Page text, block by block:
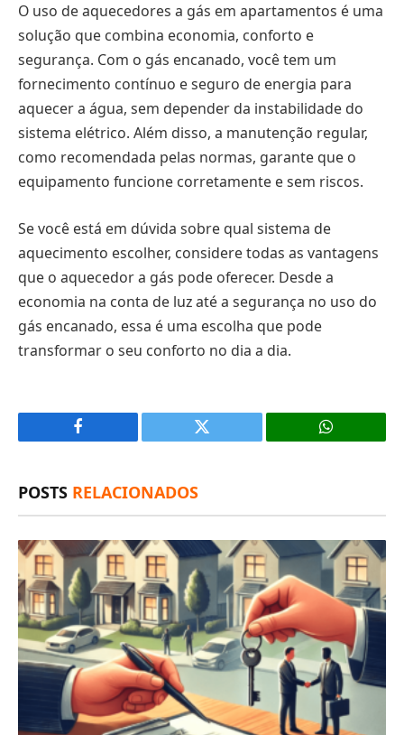
O uso de aquecedores a gás em apartamentos é uma
solução que combina economia, conforto e
segurança. Com o gás encanado, você tem um
fornecimento contínuo e seguro de energia para
aquecer a água, sem depender da instabilidade do
sistema elétrico. Além disso, a manutenção regular,
como recomendada pelas normas, garante que o
equipamento funcione corretamente e sem riscos.
Se você está em dúvida sobre qual sistema de
aquecimento escolher, considere todas as vantagens
que o aquecedor a gás pode oferecer. Desde a
economia na conta de luz até a segurança no uso do
gás encanado, essa é uma escolha que pode
transformar o seu conforto no dia a dia.
Facebook
X
POSTS RELACIONADOS